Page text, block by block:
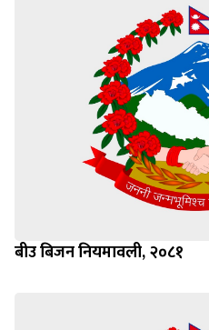
बीउ बिजन नियमावली, २०८१